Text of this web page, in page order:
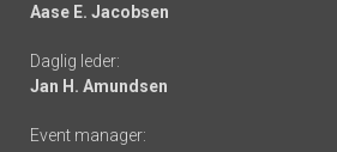
-
links
Aase E. Jacobsen
Daglig leder:
Jan H. Amundsen
Event manager: